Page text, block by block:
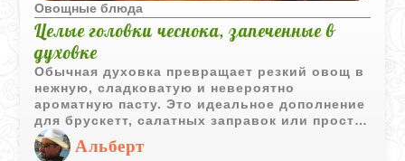
Овощные блюда
Целые головки чеснока, запеченные в
духовке
Обычная духовка превращает резкий овощ в
нежную, сладковатую и невероятно
ароматную пасту. Это идеальное дополнение
для брускетт, салатных заправок или просто
чтобы намазать на свежий хлеб. Готовится
все элементарно, а результат получается
Альберт